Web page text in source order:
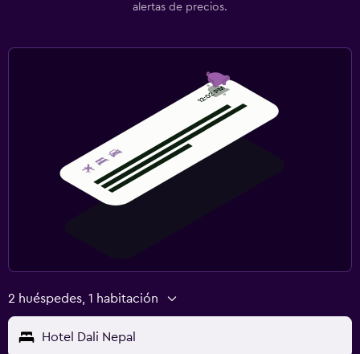
alertas de precios.
2 huéspedes, 1 habitación
Hotel Dali Nepal